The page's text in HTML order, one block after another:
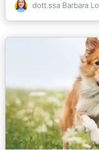
dott.ssa Barbara